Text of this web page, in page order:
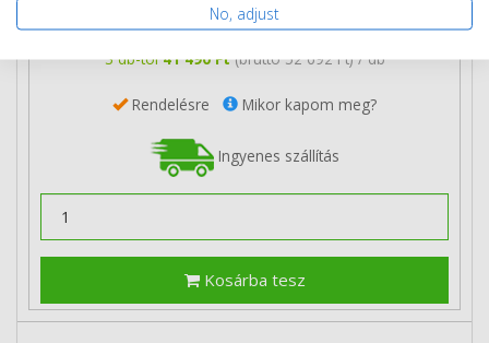
Több darabos ár
2 db42 290 Ft (bruttó 53 708 Ft) / db
3 db-tól41 490 Ft (bruttó 52 692 Ft) / db
Rendelésre Mikor kapom meg?
Ingyenes szállítás
Kosárba tesz
No, adjust